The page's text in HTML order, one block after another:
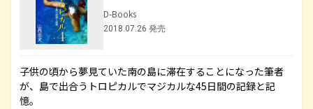
D-Books
2018.07.26 発売
子供の頃から夢見ていた南の島に滞在することになった筆者
が、島で出合うトロピカルでマジカルな45日間の記録と記
憶。